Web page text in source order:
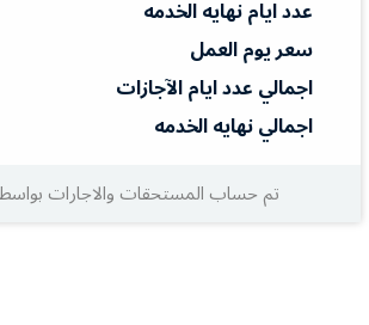
عدد ايام نهايه الخدمه
سعر يوم العمل
اجمالي عدد ايام الآجازات
اجمالي نهايه الخدمه
تم حساب المستحقات والاجارات